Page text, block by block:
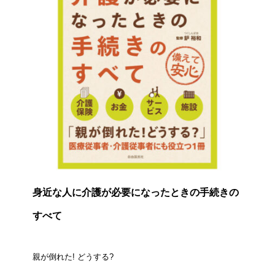
身近な人に介護が必要になったときの手続きの
すべて
親が倒れた! どうする?